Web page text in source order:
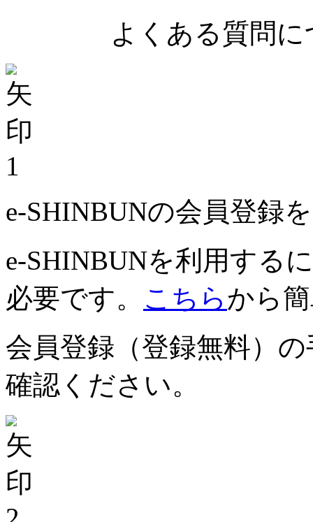
よくある質問に
1
e-SHINBUNの会員登録
e-SHINBUNを利用する
必要です。 こちらから
会員登録（登録無料）
確認ください。